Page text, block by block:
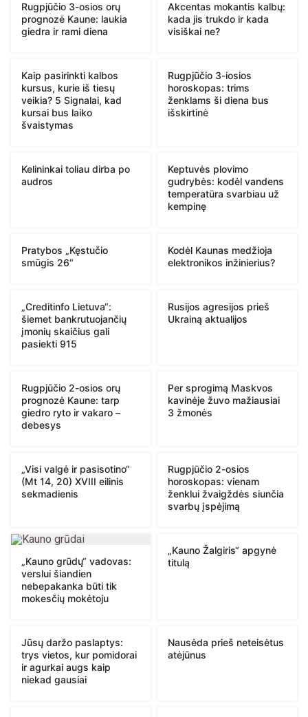
Rugpjūčio 3-osios orų
prognozė Kaune: laukia
giedra ir rami diena
Akcentas mokantis kalbų:
kada jis trukdo ir kada
visiškai ne?
Kaip pasirinkti kalbos
kursus, kurie iš tiesų
veikia? 5 Signalai, kad
kursai bus laiko
švaistymas
Rugpjūčio 3-iosios
horoskopas: trims
ženklams ši diena bus
išskirtinė
Kelininkai toliau dirba po
audros
Keptuvės plovimo
gudrybės: kodėl vandens
temperatūra svarbiau už
kempinę
Pratybos „Kęstučio
smūgis 26“
Kodėl Kaunas medžioja
elektronikos inžinierius?
„Creditinfo Lietuva“:
šiemet bankrutuojančių
įmonių skaičius gali
pasiekti 915
Rusijos agresijos prieš
Ukrainą aktualijos
Rugpjūčio 2-osios orų
prognozė Kaune: tarp
giedro ryto ir vakaro –
debesys
Per sprogimą Maskvos
kavinėje žuvo mažiausiai
3 žmonės
„Visi valgė ir pasisotino“
(Mt 14, 20) XVIII eilinis
sekmadienis
Rugpjūčio 2-osios
horoskopas: vienam
ženklui žvaigždės siunčia
svarbų įspėjimą
„Kauno grūdų“ vadovas:
verslui šiandien
nebepakanka būti tik
mokesčių mokėtoju
„Kauno Žalgiris“ apgynė
titulą
Jūsų daržo paslaptys:
trys vietos, kur pomidorai
ir agurkai augs kaip
niekad gausiai
Nausėda prieš neteisėtus
atėjūnus